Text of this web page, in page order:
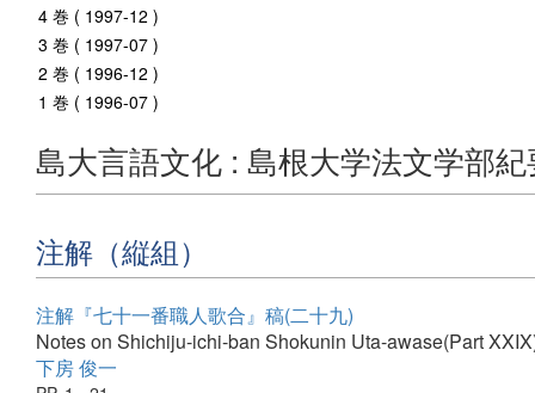
4 巻 ( 1997-12 )
3 巻 ( 1997-07 )
2 巻 ( 1996-12 )
1 巻 ( 1996-07 )
島大言語文化 : 島根大学法文学部
注解（縦組）
注解『七十一番職人歌合』稿(二十九)
Notes on Shichiju-ichi-ban Shokunin Uta-awase(Part
下房 俊一